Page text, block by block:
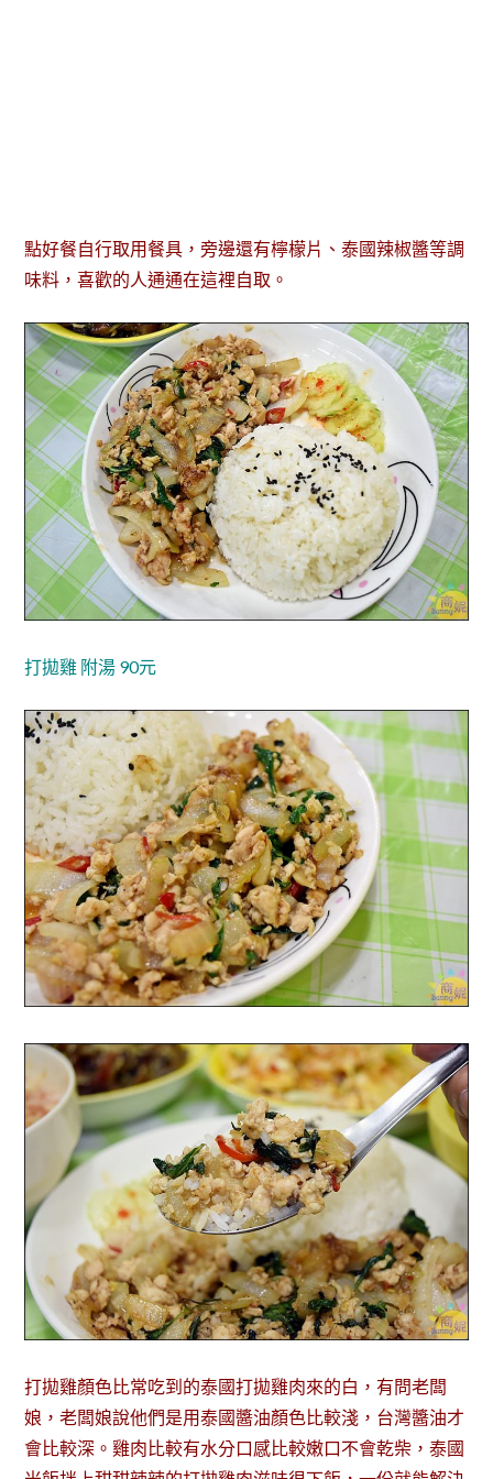
點好餐自行取用餐具，旁邊還有檸檬片、泰國辣椒醬等調
味料，喜歡的人通通在這裡自取。
打拋雞 附湯 90元
打拋雞顏色比常吃到的泰國打拋雞肉來的白，有問老闆
娘，老闆娘說他們是用泰國醬油顏色比較淺，台灣醬油才
會比較深。雞肉比較有水分口感比較嫩口不會乾柴，泰國